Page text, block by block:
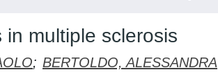
multiple sclerosis
; BERTOLDO, ALESSANDRA